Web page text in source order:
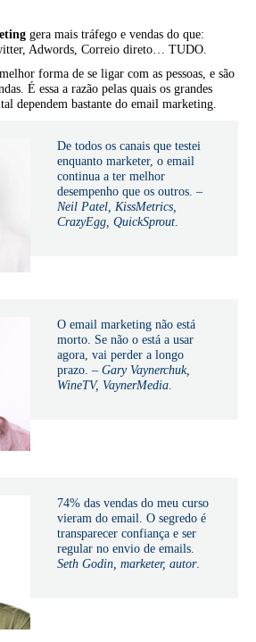
gera mais tráfego e vendas do que:
Adwords, Correio direto… TUDO.
forma de se ligar com as pessoas, e são
É essa a razão pelas quais os grandes
dependem bastante do email marketing.
De todos os canais que testei
enquanto marketer, o email
continua a ter melhor
desempenho que os outros. –
Neil Patel, KissMetrics,
CrazyEgg, QuickSprout
O email marketing não está
morto. Se não o está a usar
agora, vai perder a longo
prazo. – Gary Vaynerchuk,
WineTV, VaynerMedia
74% das vendas do meu curso
vieram do email. O segredo é
transparecer confiança e ser
regular no envio de emails.
Seth Godin, marketer, autor.